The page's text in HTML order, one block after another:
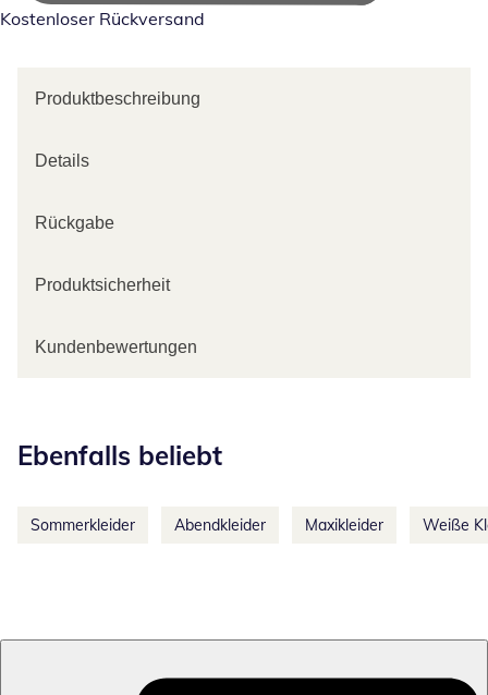
Kostenloser Rückversand
Produktbeschreibung
Details
Rückgabe
Produktsicherheit
Kundenbewertungen
Ebenfalls beliebt
Sommerkleider Abendkleider Maxikleider Weiße